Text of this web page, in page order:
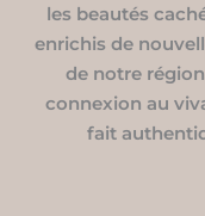
les beautés
enrichis de
de notre
connexion au
fait